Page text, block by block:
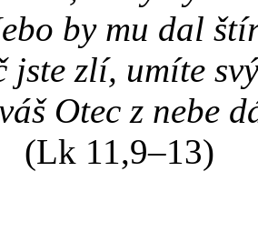
by mu dal
jste zlí, umíte
Otec z nebe
11,9–13)